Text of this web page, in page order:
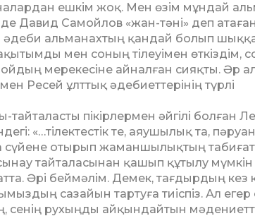
ешкім жоқ. Мен өзім мұндай
Давид Самойлов «жан-тәні» деп
әдеби альманахтың қандай болып
мен соның тілеуімен өткіздім,
мерекесіне айналған сияқты. Әр
Ресей ұлттық әдебиеттерінің түрлі
тайталасты пікірлермен әйгілі болған
«…тілектестік те, аяушылық та,
сүйене отырып жаманшылықтың
тайталасынан қашып құтылу
Әрі беймәлім. Демек, тағдырдың кез
сазайын тартуға тиіспіз. Ал егер
сенің рухыңды айқындайтын